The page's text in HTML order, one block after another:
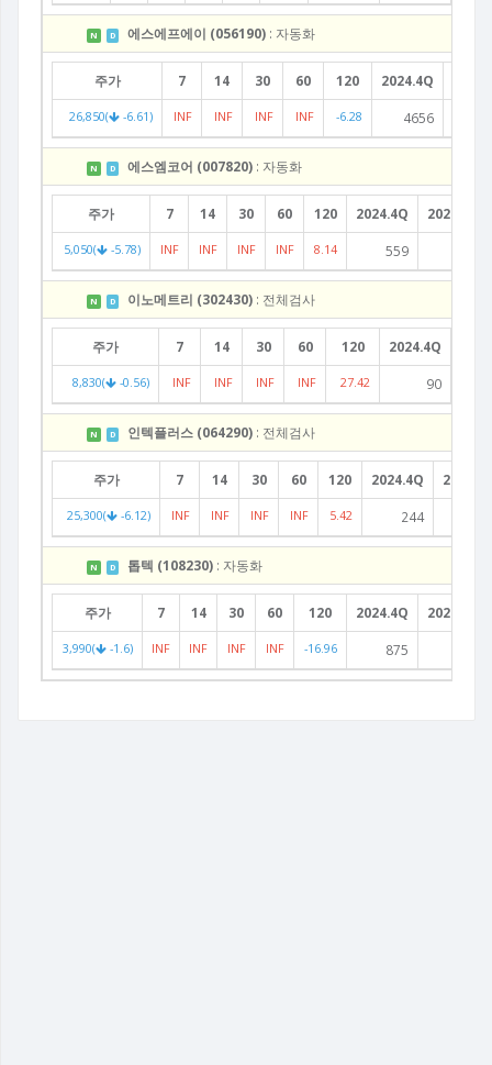
N D 에스에프에이 (056190) : 자동화
주가 7 14 30 60 120 2024.4Q
26,850( -6.61) INF INF INF INF -6.28 4656
N D 에스엠코어 (007820) : 자동화
주가 7 14 30 60 120 2024.4Q 2025.1Q
5,050( -5.78) INF INF INF INF 8.14 559
N D 이노메트리 (302430) : 전체검사
주가 7 14 30 60 120 2024.4Q
8,830( -0.56) INF INF INF INF 27.42 90
N D 인텍플러스 (064290) : 전체검사
주가 7 14 30 60 120 2024.4Q
25,300( -6.12) INF INF INF INF 5.42 244
N D 톱텍 (108230) : 자동화
주가 7 14 30 60 120 2024.4Q 2025.1Q
3,990( -1.6) INF INF INF INF -16.96 875